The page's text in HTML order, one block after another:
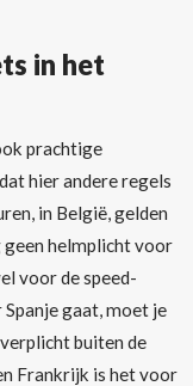
in het
prachtige
hier andere regels
in België, gelden
geen helmplicht voor
voor de speed-
gaat, moet je
buiten de
Frankrijk is het voor